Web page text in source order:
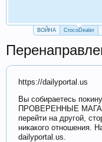
ВОЙНА CrocoDealer
https://dailyportal.us
Вы собираетесь
ПРОВЕРЕННЫЕ
перейти на другой,
никакого отношения.
dailyportal.us.